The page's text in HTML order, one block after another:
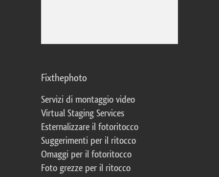
Fixthephoto
Servizi di montaggio video
Virtual Staging Services
Esternalizzare il fotoritocco
Suggerimenti per il ritocco
Omaggi per il fotoritocco
Foto grezze per il ritocco